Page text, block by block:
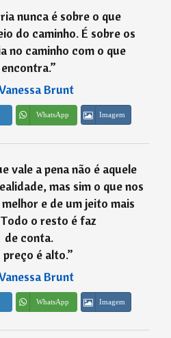
nunca é sobre o que
do caminho. É sobre os
no caminho com o que
encontra.”
Brunt
WhatsApp Imagem
vale a pena não é aquele
mas sim o que nos
e de um jeito mais
o resto é faz
de conta.
preço é alto.”
Brunt
WhatsApp Imagem